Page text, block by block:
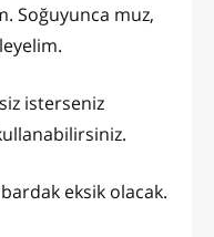
Soğuyunca muz,
isterseniz
eksik olacak.